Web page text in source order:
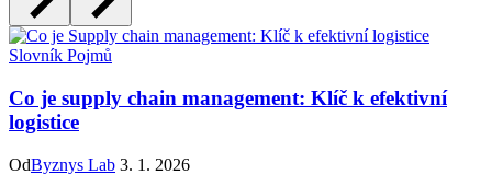
Slovník Pojmů
Co je supply chain management: Klíč k efektivní
logistice
OdByznys Lab 3. 1. 2026